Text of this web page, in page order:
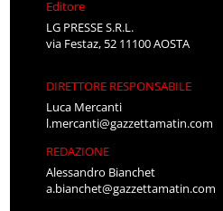
Editore
LG PRESSE S.R.L.
via Festaz, 52 11100 AOSTA
DIRETTORE RESPONSABILE
Luca Mercanti
l.mercanti@gazzettamatin.com
REDAZIONE
Alessandro Bianchet
a.bianchet@gazzettamatin.com